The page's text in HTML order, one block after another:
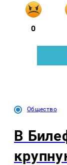
0
Общество
В